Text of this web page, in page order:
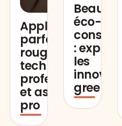
Application
parfaite du
rouge à lèvres :
techniques
professionnelles
et astuces de
pro
Beauté
éco-
: explorez
les
green